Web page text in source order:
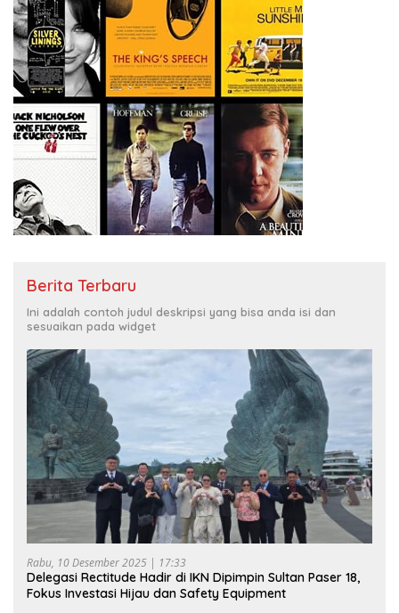
Berita Terbaru
Ini adalah contoh judul deskripsi yang bisa anda isi dan
sesuaikan pada widget
Rabu, 10 Desember 2025 | 17:33
Delegasi Rectitude Hadir di IKN Dipimpin Sultan Paser 18,
Fokus Investasi Hijau dan Safety Equipment